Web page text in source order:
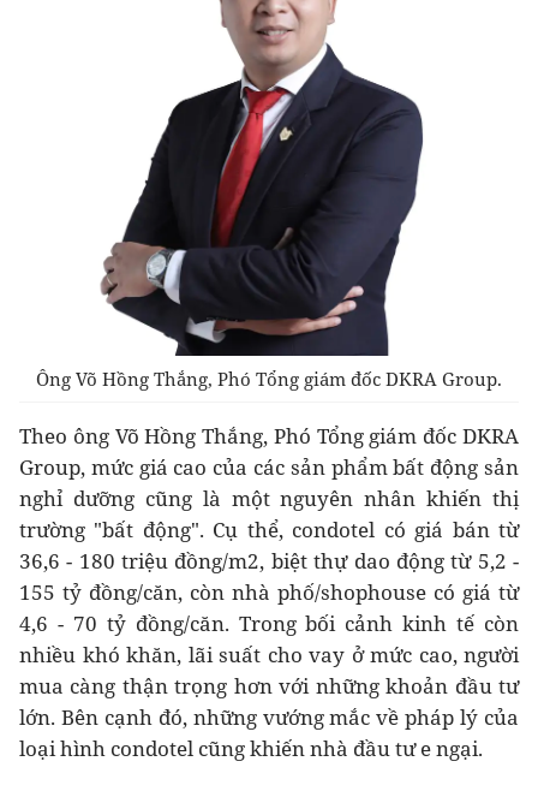
Ông Võ Hồng Thắng, Phó Tổng giám đốc DKRA Group.
Theo ông Võ Hồng Thắng, Phó Tổng giám đốc DKRA
Group, mức giá cao của các sản phẩm bất động sản
nghỉ dưỡng cũng là một nguyên nhân khiến thị
trường "bất động". Cụ thể, condotel có giá bán từ
36,6 - 180 triệu đồng/m2, biệt thự dao động từ 5,2 -
155 tỷ đồng/căn, còn nhà phố/shophouse có giá từ
4,6 - 70 tỷ đồng/căn. Trong bối cảnh kinh tế còn
nhiều khó khăn, lãi suất cho vay ở mức cao, người
mua càng thận trọng hơn với những khoản đầu tư
lớn. Bên cạnh đó, những vướng mắc về pháp lý của
loại hình condotel cũng khiến nhà đầu tư e ngại.